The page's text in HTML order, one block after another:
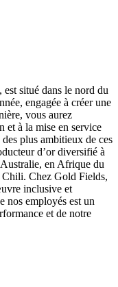
situé dans le nord du
engagée à créer une
vous aurez
et à la mise en service
plus ambitieux de ces
d’or diversifié à
en Afrique du
Chili. Chez Gold Fields,
inclusive et
nos employés est un
et de notre